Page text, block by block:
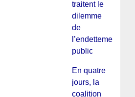
traitent le
dilemme
de
l’endettement
public
En quatre
jours, la
coalition